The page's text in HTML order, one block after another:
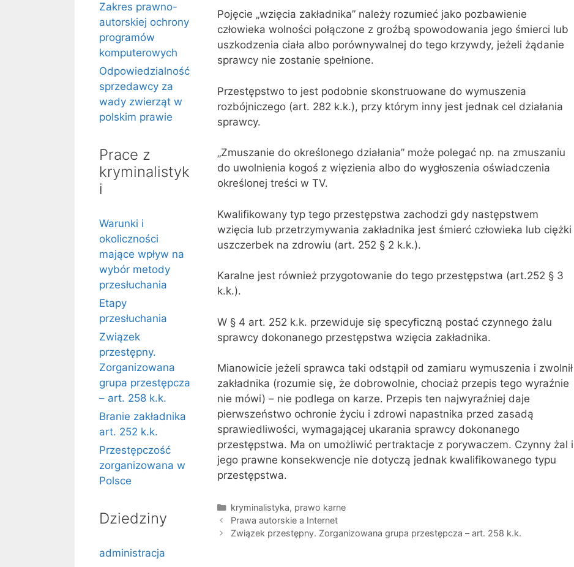
Pojęcie „wzięcia zakładnika” należy rozumieć jako pozbawienie
człowieka wolności połączone z groźbą spowodowania jego śmierci lub
uszkodzenia ciała albo porównywalnej do tego krzywdy, jeżeli żądanie
sprawcy nie zostanie spełnione.
Przestępstwo to jest podobnie skonstruowane do wymuszenia
rozbójniczego (art. 282 k.k.), przy którym inny jest jednak cel działania
sprawcy.
„Zmuszanie do określonego działania” może polegać np. na zmuszaniu
do uwolnienia kogoś z więzienia albo do wygłoszenia oświadczenia
określonej treści w TV.
Kwalifikowany typ tego przestępstwa zachodzi gdy następstwem
wzięcia lub przetrzymywania zakładnika jest śmierć człowieka lub ciężki
uszczerbek na zdrowiu (art. 252 § 2 k.k.).
Karalne jest również przygotowanie do tego przestępstwa (art.252 § 3
k.k.).
W § 4 art. 252 k.k. przewiduje się specyficzną postać czynnego żalu
sprawcy dokonanego przestępstwa wzięcia zakładnika.
Mianowicie jeżeli sprawca taki odstąpił od zamiaru wymuszenia i zwolnił
zakładnika (rozumie się, że dobrowolnie, chociaż przepis tego wyraźnie
nie mówi) – nie podlega on karze. Przepis ten najwyraźniej daje
pierwszeństwo ochronie życiu i zdrowi napastnika przed zasadą
sprawiedliwości, wymagającej ukarania sprawcy dokonanego
przestępstwa. Ma on umożliwić pertraktacje z porywaczem. Czynny żal i
jego prawne konsekwencje nie dotyczą jednak kwalifikowanego typu
przestępstwa.
Kategorie
kryminalistyka, prawo karne
Prawa autorskie a Internet
Związek przestępny. Zorganizowana grupa przestępcza – art. 258 k.k.
Zakres prawno-
autorskiej ochrony
programów
komputerowych
Odpowiedzialność
sprzedawcy za
wady zwierząt w
polskim prawie
Prace z
kryminalistyk
i
Warunki i
okoliczności
mające wpływ na
wybór metody
przesłuchania
Etapy
przesłuchania
Związek
przestępny.
Zorganizowana
grupa przestępcza
– art. 258 k.k.
Branie zakładnika
art. 252 k.k.
Przestępczość
zorganizowana w
Polsce
Dziedziny
administracja